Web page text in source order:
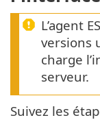
L’agent
versions
charge
serveur.
Suivez les